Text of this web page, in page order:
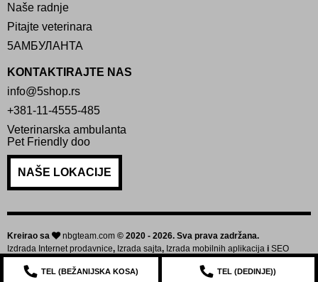
Naše radnje
Pitajte veterinara
5АМБУЛАНТА
KONTAKTIRAJTE NAS
info@5shop.rs
+381-11-4555-485
Veterinarska ambulanta
Pet Friendly doo
NAŠE LOKACIJE
Kreirao sa nbgteam.com © 2020 - 2026. Sva prava zadržana.
Izdrada Internet prodavnice, Izrada sajta, Izrada mobilnih aplikacija i SEO
TEL (BEŽANIJSKA KOSA) TEL (DEDINJE))